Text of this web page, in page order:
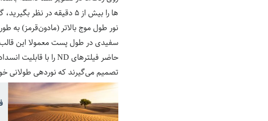
ها را بیش از ۵ دقیقه در
سفیدی در طول پست معمولا این قالب
تصمیم می‌گیرند که نوردهی طولانی